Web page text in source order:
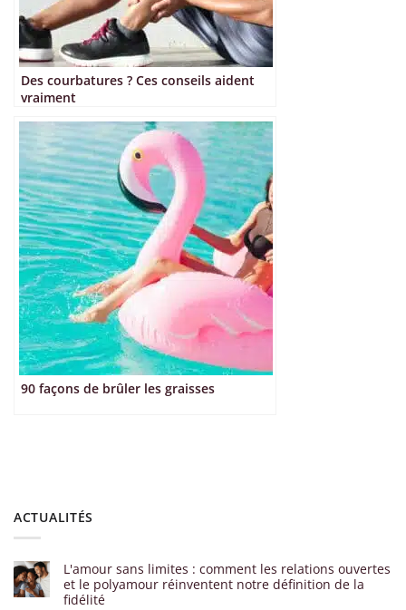
Des courbatures ? Ces conseils aident
vraiment
90 façons de brûler les graisses
ACTUALITÉS
L'amour sans limites : comment les relations ouvertes
et le polyamour réinventent notre définition de la
fidélité